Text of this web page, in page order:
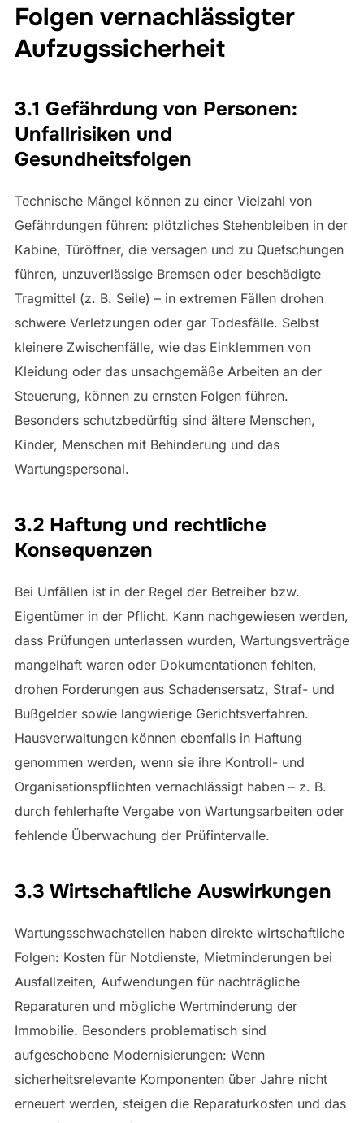
Folgen vernachlässigter
Aufzugssicherheit
3.1 Gefährdung von Personen:
Unfallrisiken und
Gesundheitsfolgen
Technische Mängel können zu einer Vielzahl von
Gefährdungen führen: plötzliches Stehenbleiben in der
Kabine, Türöffner, die versagen und zu Quetschungen
führen, unzuverlässige Bremsen oder beschädigte
Tragmittel (z. B. Seile) – in extremen Fällen drohen
schwere Verletzungen oder gar Todesfälle. Selbst
kleinere Zwischenfälle, wie das Einklemmen von
Kleidung oder das unsachgemäße Arbeiten an der
Steuerung, können zu ernsten Folgen führen.
Besonders schutzbedürftig sind ältere Menschen,
Kinder, Menschen mit Behinderung und das
Wartungspersonal.
3.2 Haftung und rechtliche
Konsequenzen
Bei Unfällen ist in der Regel der Betreiber bzw.
Eigentümer in der Pflicht. Kann nachgewiesen werden,
dass Prüfungen unterlassen wurden, Wartungsverträge
mangelhaft waren oder Dokumentationen fehlten,
drohen Forderungen aus Schadensersatz, Straf- und
Bußgelder sowie langwierige Gerichtsverfahren.
Hausverwaltungen können ebenfalls in Haftung
genommen werden, wenn sie ihre Kontroll- und
Organisationspflichten vernachlässigt haben – z. B.
durch fehlerhafte Vergabe von Wartungsarbeiten oder
fehlende Überwachung der Prüfintervalle.
3.3 Wirtschaftliche Auswirkungen
Wartungsschwachstellen haben direkte wirtschaftliche
Folgen: Kosten für Notdienste, Mietminderungen bei
Ausfallzeiten, Aufwendungen für nachträgliche
Reparaturen und mögliche Wertminderung der
Immobilie. Besonders problematisch sind
aufgeschobene Modernisierungen: Wenn
sicherheitsrelevante Komponenten über Jahre nicht
erneuert werden, steigen die Reparaturkosten und das